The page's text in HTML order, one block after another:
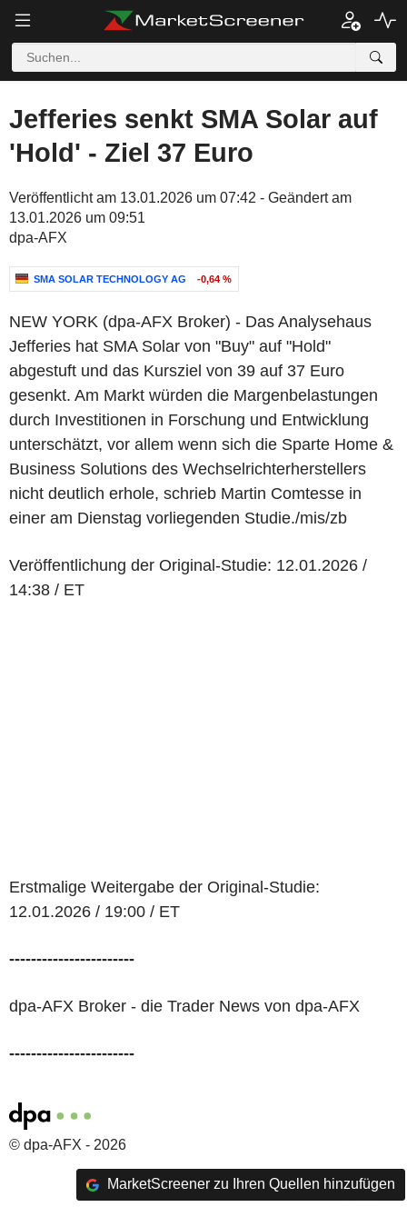
Jefferies senkt SMA Solar auf
'Hold' - Ziel 37 Euro
Veröffentlicht am 13.01.2026 um 07:42 - Geändert am
13.01.2026 um 09:51
dpa-AFX
SMA SOLAR TECHNOLOGY AG -0,64 %
NEW YORK (dpa-AFX Broker) - Das Analysehaus
Jefferies hat SMA Solar von "Buy" auf "Hold"
abgestuft und das Kursziel von 39 auf 37 Euro
gesenkt. Am Markt würden die Margenbelastungen
durch Investitionen in Forschung und Entwicklung
unterschätzt, vor allem wenn sich die Sparte Home &
Business Solutions des Wechselrichterherstellers
nicht deutlich erhole, schrieb Martin Comtesse in
einer am Dienstag vorliegenden Studie./mis/zb
Veröffentlichung der Original-Studie: 12.01.2026 /
14:38 / ET
Erstmalige Weitergabe der Original-Studie:
12.01.2026 / 19:00 / ET
-----------------------
dpa-AFX Broker - die Trader News von dpa-AFX
-----------------------
© dpa-AFX - 2026
MarketScreener zu Ihren Quellen hinzufügen